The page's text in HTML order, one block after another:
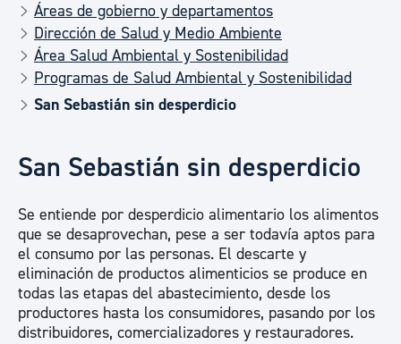
Áreas de gobierno y departamentos
Dirección de Salud y Medio Ambiente
Área Salud Ambiental y Sostenibilidad
Programas de Salud Ambiental y Sostenibilidad
San Sebastián sin desperdicio
San Sebastián sin desperdicio
Se entiende por desperdicio alimentario los alimentos
que se desaprovechan, pese a ser todavía aptos para
el consumo por las personas. El descarte y
eliminación de productos alimenticios se produce en
todas las etapas del abastecimiento, desde los
productores hasta los consumidores, pasando por los
distribuidores, comercializadores y restauradores.